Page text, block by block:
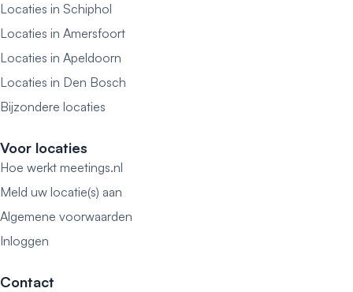
Locaties in Schiphol
Locaties in Amersfoort
Locaties in Apeldoorn
Locaties in Den Bosch
Bijzondere locaties
Voor locaties
Hoe werkt meetings.nl
Meld uw locatie(s) aan
Algemene voorwaarden
Inloggen
Contact